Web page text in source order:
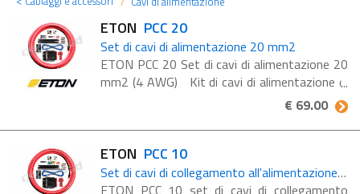
ETON PCC 20
Set di cavi di alimentazione 20 mm2
ETON PCC 20 Set di cavi di alimentazione 20
mm2 (4 AWG) Kit di cavi di alimentazione di
alta qualità, 20 mm² (AWG 4), con accessori
coordinati per collegare facilmente un
amplificatore ...
€ 69.00
ETON PCC 10
Set di cavi di collegamento all'alimentazione 10 mm2